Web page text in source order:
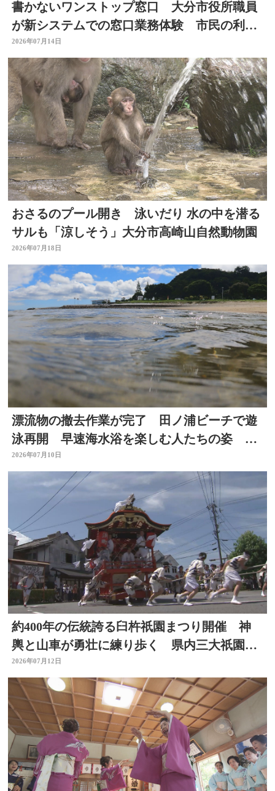
書かないワンストップ窓口 大分市役所職員
が新システムでの窓口業務体験 市民の利便
性向上と業務効率化へ
2026年07月14日
おさるのプール開き 泳いだり 水の中を潜る
サルも「涼しそう」大分市高崎山自然動物園
2026年07月18日
漂流物の撤去作業が完了 田ノ浦ビーチで遊
泳再開 早速海水浴を楽しむ人たちの姿 大
分
2026年07月10日
約400年の伝統誇る臼杵祇園まつり開催 神
輿と山車が勇壮に練り歩く 県内三大祇園の
１つ 大分
2026年07月12日